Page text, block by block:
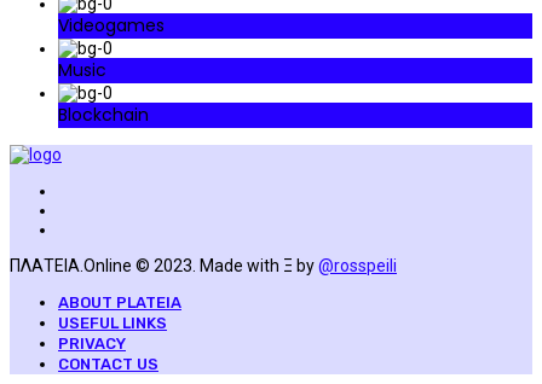
Videogames
Music
Blockchain
ΠΛΑΤΕΙΑ.Online © 2023. Made with Ξ by@rosspeili
ABOUT PLATEIA
USEFUL LINKS
PRIVACY
CONTACT US